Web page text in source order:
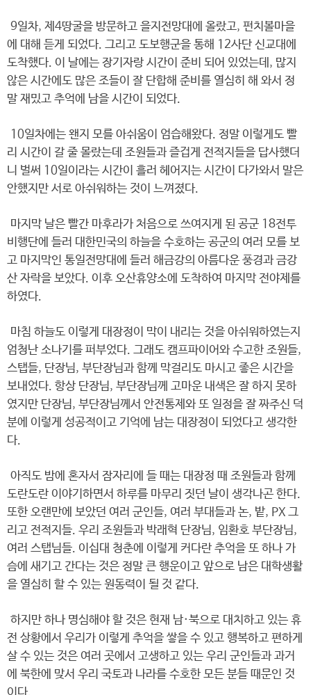
9일차, 제4땅굴을 방문하고 을지전망대에 올랐고, 펀치볼마을
에 대해 듣게 되었다. 그리고 도보행군을 통해 12사단 신교대에
도착했다. 이 날에는 장기자랑 시간이 준비 되어 있었는데, 많지
않은 시간에도 많은 조들이 잘 단합해 준비를 열심히 해 와서 정
말 재밌고 추억에 남을 시간이 되었다.
10일차에는 왠지 모를 아쉬움이 엄습해왔다. 정말 이렇게도 빨
리 시간이 갈 줄 몰랐는데 조원들과 즐겁게 전적지들을 답사했더
니 벌써 10일이라는 시간이 흘러 헤어지는 시간이 다가와서 말은
안했지만 서로 아쉬워하는 것이 느껴졌다.
마지막 날은 빨간 마후라가 처음으로 쓰여지게 된 공군 18전투
비행단에 들러 대한민국의 하늘을 수호하는 공군의 여러 모를 보
고 마지막인 통일전망대에 들러 해금강의 아름다운 풍경과 금강
산 자락을 보았다. 이후 오산휴양소에 도착하여 마지막 전야제를
하였다.
마침 하늘도 이렇게 대장정이 막이 내리는 것을 아쉬워하였는지
엄청난 소나기를 퍼부었다. 그래도 캠프파이어와 수고한 조원들,
스탭들, 단장님, 부단장님과 함께 막걸리도 마시고 좋은 시간을
보내었다. 항상 단장님, 부단장님께 고마운 내색은 잘 하지 못하
였지만 단장님, 부단장님께서 안전통제와 또 일정을 잘 짜주신 덕
분에 이렇게 성공적이고 기억에 남는 대장정이 되었다고 생각한
다.
아직도 밤에 혼자서 잠자리에 들 때는 대장정 때 조원들과 함께
도란도란 이야기하면서 하루를 마무리 짓던 날이 생각나곤 한다.
또한 오랜만에 보았던 여러 군인들, 여러 부대들과 논, 밭, PX 그
리고 전적지들. 우리 조원들과 박래혁 단장님, 임환호 부단장님,
여러 스탭님들. 이십대 청춘에 이렇게 커다란 추억을 또 하나 가
슴에 새기고 간다는 것은 정말 큰 행운이고 앞으로 남은 대학생활
을 열심히 할 수 있는 원동력이 될 것 같다.
하지만 하나 명심해야 할 것은 현재 남·북으로 대치하고 있는 휴
전 상황에서 우리가 이렇게 추억을 쌓을 수 있고 행복하고 편하게
살 수 있는 것은 여러 곳에서 고생하고 있는 우리 군인들과 과거
에 북한에 맞서 우리 국토과 나라를 수호한 모든 분들 때문인 것